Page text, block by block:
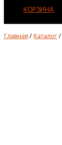
КОРЗИНА
Главная/ Каталог/